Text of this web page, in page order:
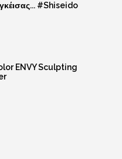
#Shiseido
ENVY Sculpting